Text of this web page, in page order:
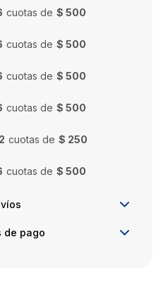
cuotas de $ 500
cuotas de $ 500
cuotas de $ 500
cuotas de $ 500
cuotas de $ 250
cuotas de $ 500
de pago